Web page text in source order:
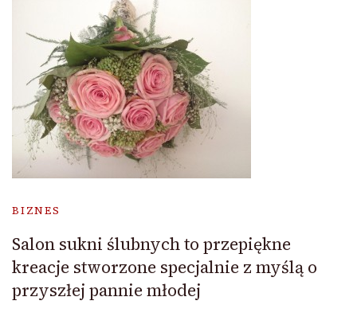
BIZNES
Salon sukni ślubnych to przepiękne
kreacje stworzone specjalnie z myślą o
przyszłej pannie młodej